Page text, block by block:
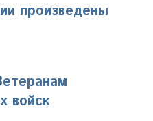
произведены
войск